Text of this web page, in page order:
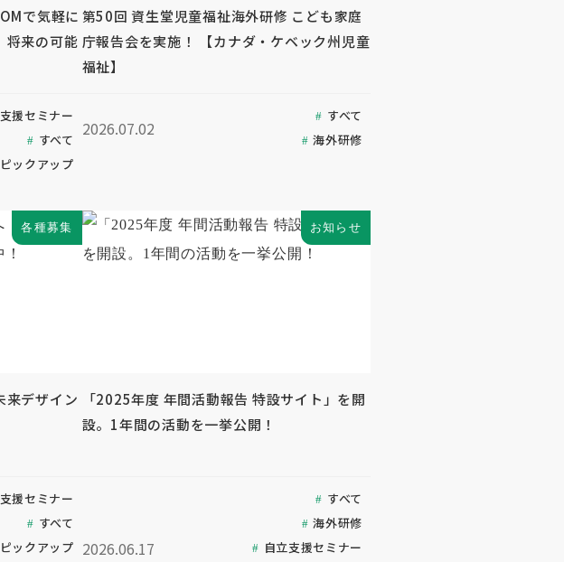
で気軽に
将来の可能
援セミナー
すべて
ピックアップ
第50回 資生堂児童福祉海外研修 こども家庭
庁報告会を実施！ 【カナダ・ケベック州児童
福祉】
2026.07.02
すべて
海外研修
各種募集
来デザイン
援セミナー
すべて
ピックアップ
お知らせ
「2025年度 年間活動報告 特設サイト」を開
設。1年間の活動を一挙公開！
2026.06.17
すべて
海外研修
自立支援セミナー